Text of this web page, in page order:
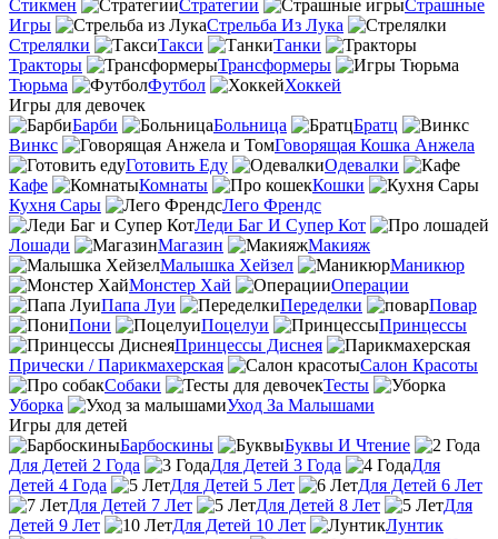
Стикмен
Стратегии
Страшные
Игры
Стрельба Из Лука
Стрелялки
Такси
Танки
Тракторы
Трансформеры
Тюрьма
Футбол
Хоккей
Игры для девочек
Барби
Больница
Братц
Винкс
Говорящая Кошка Анжела
Готовить Еду
Одевалки
Кафе
Комнаты
Кошки
Кухня Сары
Лего Френдс
Леди Баг И Супер Кот
Лошади
Магазин
Макияж
Малышка Хейзел
Маникюр
Монстер Хай
Операции
Папа Луи
Переделки
Повар
Пони
Поцелуи
Принцессы
Принцессы Диснея
Прически / Парикмахерская
Салон Красоты
Собаки
Тесты
Уборка
Уход За Малышами
Игры для детей
Барбоскины
Буквы И Чтение
Для Детей 2 Года
Для Детей 3 Года
Для
Детей 4 Года
Для Детей 5 Лет
Для Детей 6 Лет
Для Детей 7 Лет
Для Детей 8 Лет
Для
Детей 9 Лет
Для Детей 10 Лет
Лунтик